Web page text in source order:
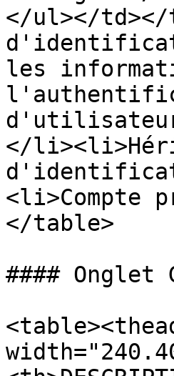
</ul></td></
les
</
<li>Compte
</table>
#### Onglet